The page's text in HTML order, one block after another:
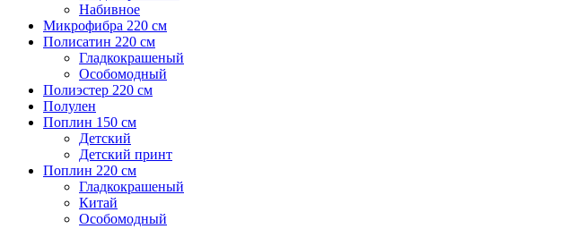
Набивное
Микрофибра 220 см
Полисатин 220 см
Гладкокрашеный
Особомодный
Полиэстер 220 см
Полулен
Поплин 150 см
Детский
Детский принт
Поплин 220 см
Гладкокрашеный
Китай
Особомодный